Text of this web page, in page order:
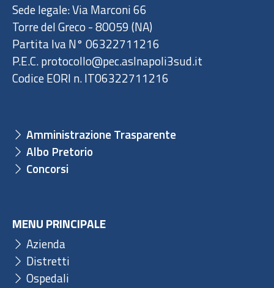
Sede legale: Via Marconi 66
Torre del Greco - 80059 (NA)
Partita Iva N° 06322711216
P.E.C. protocollo@pec.aslnapoli3sud.it
Codice EORI n. IT06322711216
Amministrazione Trasparente
Albo Pretorio
Concorsi
MENU PRINCIPALE
Azienda
Distretti
Ospedali